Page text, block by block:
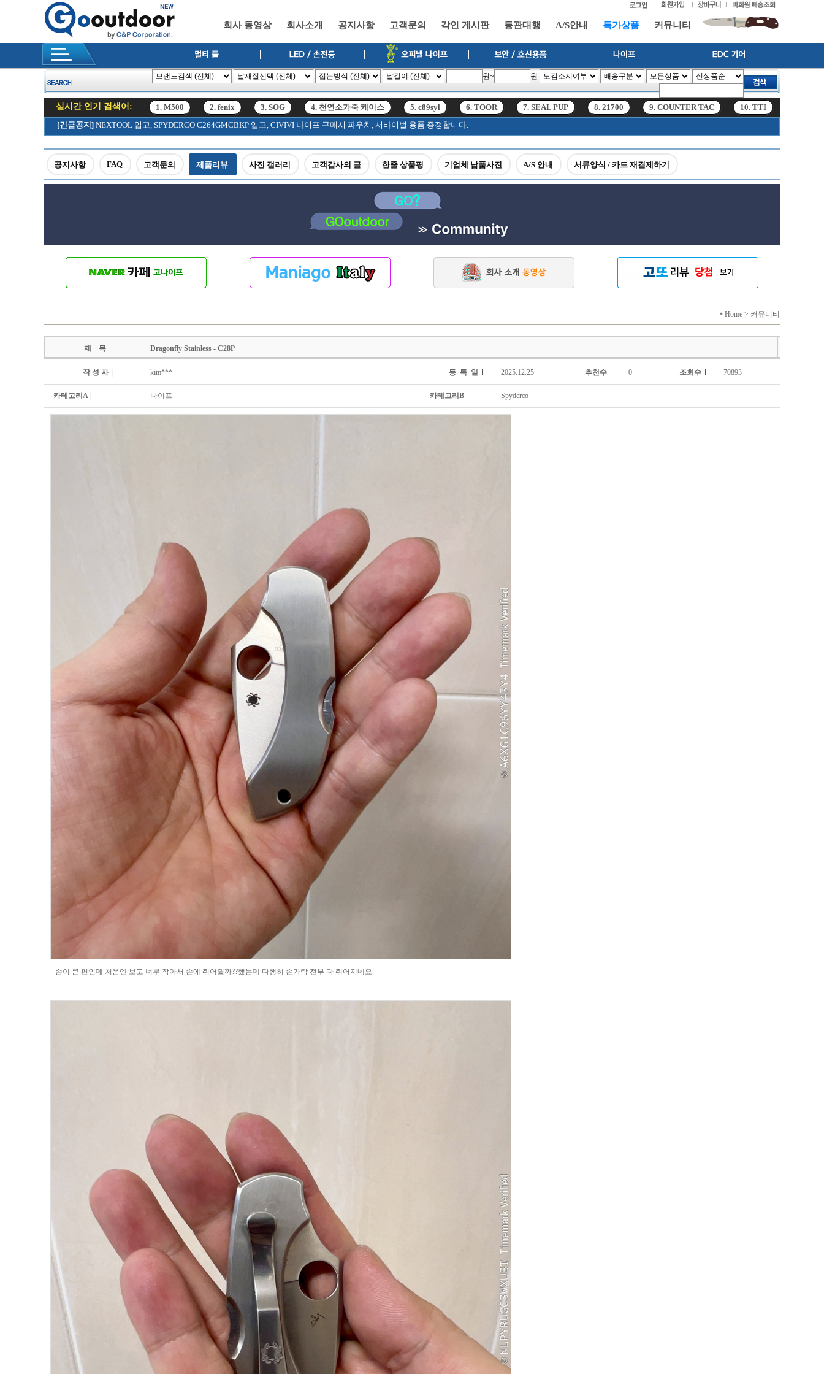
회사 동영상 회사소개 공지사항 고객문의 각인 게시판 통관대행 A/S안내 특가상품 커뮤니티
원~ 원
실시간 인기 검색어: 1. M500 2. fenix 3. SOG 4. 천연소가죽 케이스 5. c89syl 6. TOOR 7. SEAL PUP 8. 21700 9. COUNTER TAC 10. TTI
12. SRK
1. M500 2. fenix 3. SOG 4. 천연소가죽 케이스 5. c89syl 6. TOOR
[긴급공지] NEXTOOL 입고, SPYDERCO C264GMCBKP 입고, CIVIVI 나이프 구매시 파우치, 서바이벌 용품 증정합니다.
공지사항 FAQ 고객문의 제품리뷰 사진 갤러리 고객감사의 글 한줄 상품평 기업체 납품사진 A/S 안내 서류양식 / 카드 재결제하기
Home > 커뮤니티
제 목 Dragonfly Stainless - C28P
작 성 자| kim*** 등 록 일 2025.12.25 추천수 0 조회수 70893
카테고리A 나이프 카테고리B Spyderco
손이 큰 편인데 처음엔 보고 너무 작아서 손에 쥐어쥘까??했는데 다행히 손가락 전부 다 쥐어지네요